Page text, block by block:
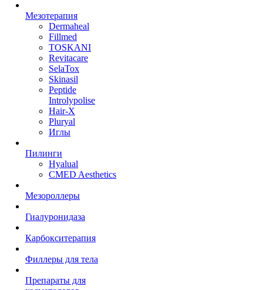
Мезотерапия
Dermaheal
Fillmed
TOSKANI
Revitacare
SelaTox
Skinasil
Peptide
Introlypolise
Hair-X
Pluryal
Иглы
Пилинги
Hyalual
CMED Aesthetics
Мезороллеры
Гиалуронидаза
Карбокситерапия
Филлеры для тела
Препараты для